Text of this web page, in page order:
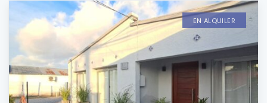
EN ALQUILER